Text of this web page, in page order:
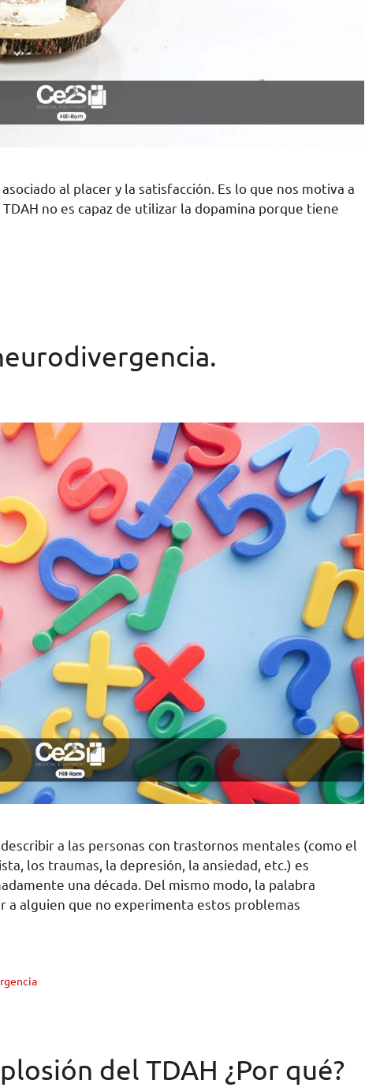
al placer y la satisfacción. Es lo que nos motiva a
no es capaz de utilizar la dopamina porque tiene
a las personas con trastornos mentales (como el
los traumas, la depresión, la ansiedad, etc.) es
una década. Del mismo modo, la palabra
a alguien que no experimenta estos problemas
del TDAH ¿Por qué?